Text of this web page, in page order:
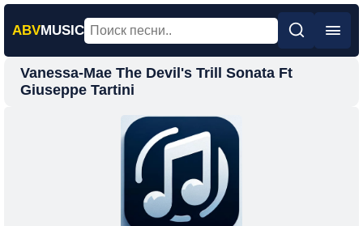
ABVMUSIC
Главная
Vanessa-Mae The Devil's Trill Sonata Ft
Giuseppe Tartini